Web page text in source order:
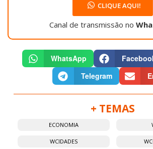
CLIQUE AQUI!
Canal de transmissão no
WhatsApp
Telegram
+ TEMAS
ECONOMIA
WCIDADES